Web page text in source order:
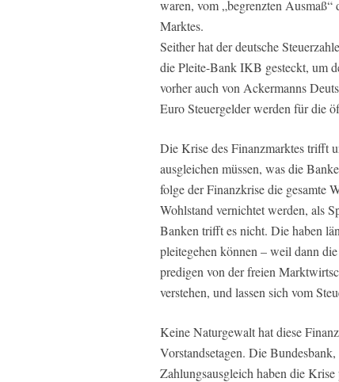
waren, vom „begrenzten
Marktes.
Seither hat der deutsche
die Pleite-Bank IKB gesteckt, um
vorher auch von Ackermanns
Euro Steuergelder werden für die
Die Krise des Finanzmarktes trifft
ausgleichen müssen, was die
folge der Finanzkrise die gesamte
Wohlstand vernichtet werden, als
Banken trifft es nicht. Die haben
pleitegehen können – weil dann
predigen von der freien
verstehen, und lassen sich vom
Keine Naturgewalt hat diese
Vorstandsetagen. Die
Zahlungsausgleich haben die